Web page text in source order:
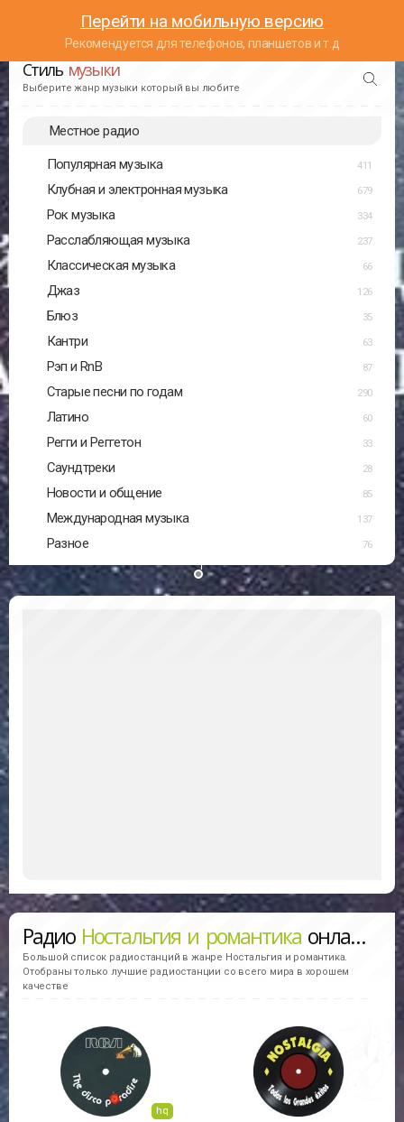
Перейти на мобильную версию
Рекомендуется для телефонов, планшетов и т.д
Стиль музыки
Выберите жанр музыки который вы любите
Местное радио
Популярная музыка 411
Клубная и электронная музыка 679
Рок музыка 334
Расслабляющая музыка 237
Классическая музыка 66
Джаз 126
Блюз 35
Кантри 63
Рэп и RnB 87
Старые песни по годам 290
Латино 60
Регги и Реггетон 33
Саундтреки 28
Новости и общение 85
Международная музыка 137
Разное 76
Радио Ностальгия и романтикаонлайн
Большой список радиостанций в жанре Ностальгия и романтика.
Отобраны только лучшие радиостанции со всего мира в хорошем
качестве
hq